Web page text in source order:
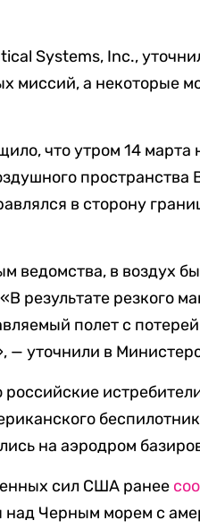
Systems, Inc.,
миссий, а некоторые
что утром 14 марта
пространства
в сторону
ведомства, в воздух
результате резкого
полет с
— уточнили в
на аэродром
сил США ранее
над Черным морем с